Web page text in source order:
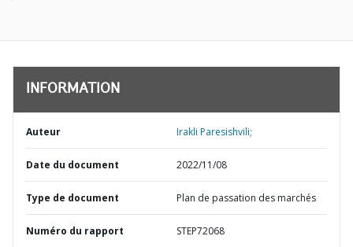
INFORMATION
Auteur Irakli Paresishvili;
Date du document 2022/11/08
Type de document Plan de passation des marchés
Numéro du rapport STEP72068